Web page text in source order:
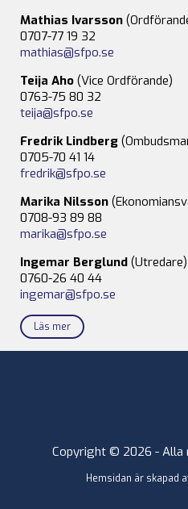
Mathias Ivarsson
0707-77 19 32
mathias@sfpo.se
Teija Aho (Vice Ordförande)
0763-75 80 32
teija@sfpo.se
Fredrik Lindberg
0705-70 41 14
fredrik@sfpo.se
Marika Nilsson
0708-93 89 88
marika@sfpo.se
Ingemar Berglund (Utredare)
0760-26 40 44
ingemar@sfpo.se
Läs mer
Copyright © 2026 -
Hemsidan är skapad